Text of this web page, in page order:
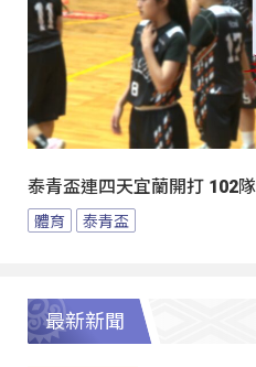
泰青盃連四天宜蘭開打 102
體育 泰青盃
最新新聞